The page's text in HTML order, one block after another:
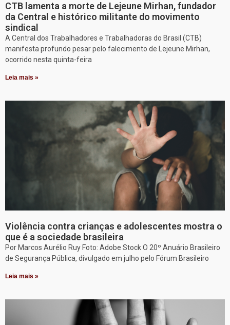
CTB lamenta a morte de Lejeune Mirhan, fundador
da Central e histórico militante do movimento
sindical
A Central dos Trabalhadores e Trabalhadoras do Brasil (CTB)
manifesta profundo pesar pelo falecimento de Lejeune Mirhan,
ocorrido nesta quinta-feira
Leia mais »
Violência contra crianças e adolescentes mostra o
que é a sociedade brasileira
Por Marcos Aurélio Ruy Foto: Adobe Stock O 20º Anuário Brasileiro
de Segurança Pública, divulgado em julho pelo Fórum Brasileiro
Leia mais »